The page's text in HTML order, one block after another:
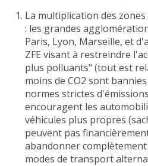
La multiplication des
: les grandes
Paris, Lyon, Marseille, et
ZFE visant à restreindre
plus polluants" (tout est
moins de CO2 sont
normes strictes
encouragent les
véhicules plus propres
peuvent pas
abandonner
modes de transport